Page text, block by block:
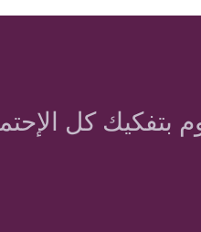
بتفكيك كل